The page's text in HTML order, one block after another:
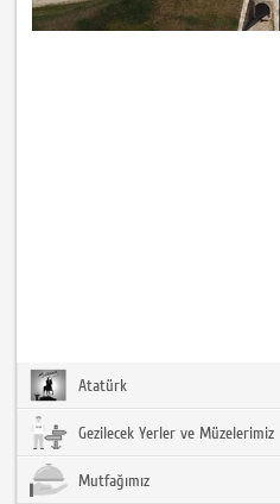
Atatürk
Gezilecek Yerler ve Müzelerimiz
Mutfağımız